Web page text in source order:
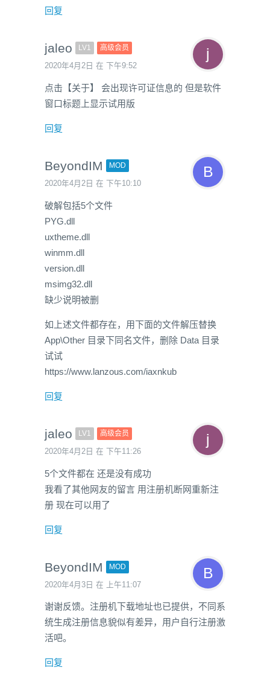
回复
jaleo LV1 高级会员
2020年4月2日 在 下午9:52
点击【关于】 会出现许可证信息的 但是软件
窗口标题上显示试用版
回复
BeyondIM MOD
2020年4月2日 在 下午10:10
破解包括5个文件
PYG.dll
uxtheme.dll
winmm.dll
version.dll
msimg32.dll
缺少说明被删
如上述文件都存在，用下面的文件解压替换
App\Other 目录下同名文件，删除 Data 目录
试试
https://www.lanzous.com/iaxnkub
回复
jaleo LV1 高级会员
2020年4月2日 在 下午11:26
5个文件都在 还是没有成功
我看了其他网友的留言 用注册机断网重新注
册 现在可以用了
回复
BeyondIM MOD
2020年4月3日 在 上午11:07
谢谢反馈。注册机下载地址也已提供，不同系
统生成注册信息貌似有差异，用户自行注册激
活吧。
回复